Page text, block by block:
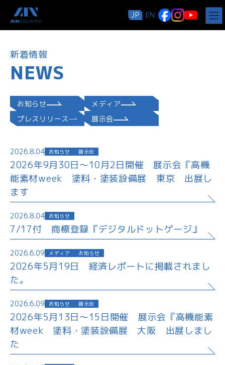
JP EN
新着情報
NEWS
お知らせ
メディア
プレスリリース
展示会
2026.8.04 お知らせ 展示会
2026年9月30日～10月2日開催 展示会『高機
能素材week 塗料・塗装設備展 東京 出展し
ます
2026.8.04 お知らせ
7/17付 商標登録『デジタルドットゲージ』
2026.6.09 メディア お知らせ
2026年5月19日 経済レポートに掲載されまし
た。
2026.6.09 お知らせ 展示会
2026年5月13日～15日開催 展示会『高機能素
材week 塗料・塗装設備展 大阪 出展しまし
た